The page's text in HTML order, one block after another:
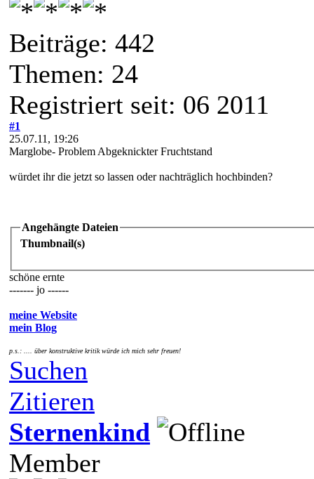
Beiträge: 442
Themen: 24
Registriert seit: 06 2011
#1
25.07.11, 19:26
Marglobe- Problem Abgeknickter Fruchtstand
würdet ihr die jetzt so lassen oder nachträglich hochbinden?
Angehängte Dateien
Thumbnail(s)
schöne ernte
------- jo ------
meine Website
mein Blog
p.s.: .... über konstruktive kritik würde ich mich sehr freuen!
Suchen
Zitieren
Sternenkind
Member